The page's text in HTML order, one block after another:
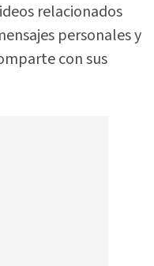
relacionados
personales y
con sus